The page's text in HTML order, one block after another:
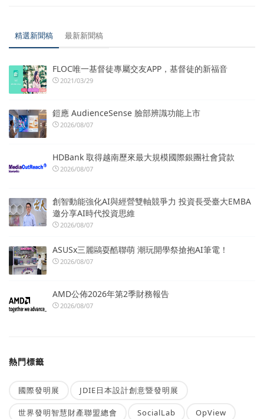
精選新聞稿 最新新聞稿
FLOC唯一基督徒專屬交友APP，基督徒的新福音
2021/03/29
鎧應 AudienceSense 臉部辨識功能上市
2026/08/07
HDBank 取得越南歷來最大規模國際銀團社會貸款
2026/08/07
創智動能強化AI與經營雙軸競爭力 投資長受臺大EMBA
邀分享AI時代投資思維
2026/08/07
ASUSx三麗鷗耍酷聯萌 潮玩開學祭搶抱AI筆電！
2026/08/07
AMD公佈2026年第2季財務報告
2026/08/07
熱門標籤
國際發明展 JDIE日本設計創意暨發明展
世界發明智慧財產聯盟總會 SocialLab OpView